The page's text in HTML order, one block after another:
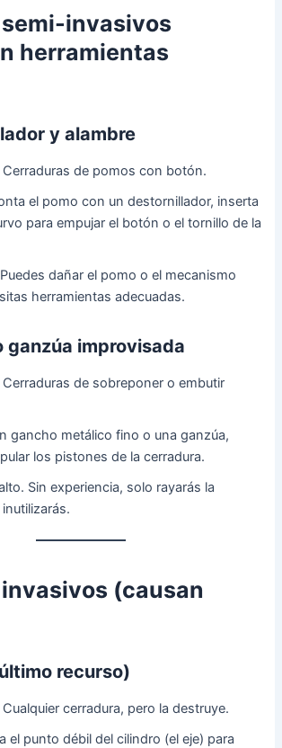
invasivos
herramientas
y alambre
Cerraduras de pomos con botón.
el pomo con un destornillador, inserta
para empujar el botón o el tornillo de la
dañar el pomo o el mecanismo
herramientas adecuadas.
ganzúa improvisada
Cerraduras de sobreponer o embutir
gancho metálico fino o una ganzúa,
los pistones de la cerradura.
Sin experiencia, solo rayarás la
(causan
recurso)
Cualquier cerradura, pero la destruye.
el punto débil del cilindro (el eje) para